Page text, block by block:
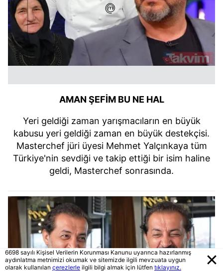
AMAN ŞEFİM BU NE HAL
Yeri geldiği zaman yarışmacıların en büyük
kabusu yeri geldiği zaman en büyük destekçisi.
Masterchef jüri üyesi Mehmet Yalçınkaya tüm
Türkiye'nin sevdiği ve takip ettiği bir isim haline
geldi, Masterchef sonrasında.
6698 sayılı Kişisel Verilerin Korunması Kanunu uyarınca hazırlanmış
aydınlatma metnimizi okumak ve sitemizde ilgili mevzuata uygun
olarak kullanılan çerezlerle ilgili bilgi almak için lütfen tıklayınız.